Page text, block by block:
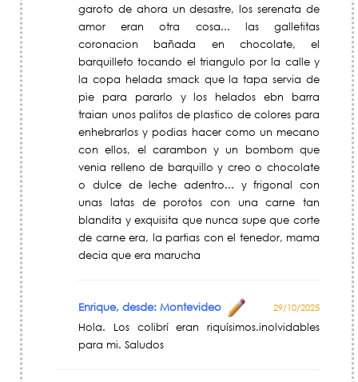
garoto de ahora un desastre, los serenata de
amor eran otra cosa... las galletitas
coronacion bañada en chocolate, el
barquilleto tocando el triangulo por la calle y
la copa helada smack que la tapa servia de
pie para pararlo y los helados ebn barra
traian unos palitos de plastico de colores para
enhebrarlos y podias hacer como un mecano
con ellos, el carambon y un bombom que
venia relleno de barquillo y creo o chocolate
o dulce de leche adentro... y frigonal con
unas latas de porotos con una carne tan
blandita y exquisita que nunca supe que corte
de carne era, la partias con el tenedor, mama
decia que era marucha
Enrique, desde: Montevideo 29/10/2025
Hola. Los colibrí eran riquísimos.inolvidables
para mi. Saludos